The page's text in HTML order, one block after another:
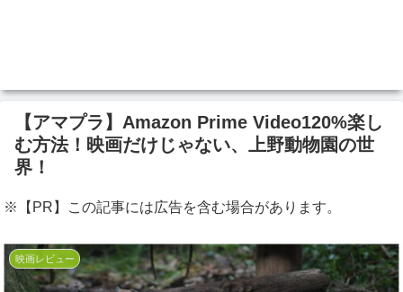
【アマプラ】Amazon Prime Video120%楽し
む方法！映画だけじゃない、上野動物園の世
界！
※【PR】この記事には広告を含む場合があります。
映画レビュー